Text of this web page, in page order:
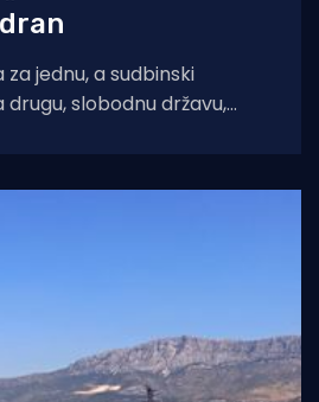
za jednu, a sudbinski
slobodnu državu,